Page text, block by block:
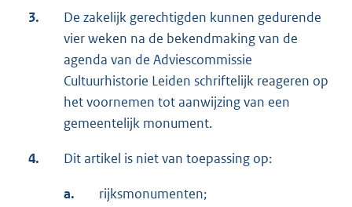
3.
De zakelijk gerechtigden kunnen gedurende
vier weken na de bekendmaking van de
agenda van de Adviescommissie
Cultuurhistorie Leiden schriftelijk reageren op
het voornemen tot aanwijzing van een
gemeentelijk monument.
4. Dit artikel is niet van toepassing op:
a. rijksmonumenten;